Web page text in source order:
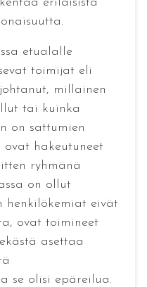
etualalle
toimijat eli
millainen
tai kuinka
on sattumien
hakeutuneet
ryhmänä
on ollut
eivät
ovat toimineet
asettaa
se olisi epäreilua.